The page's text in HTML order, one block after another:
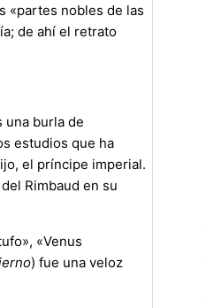
«partes nobles de las
de ahí el retrato
una burla de
estudios que ha
el príncipe imperial.
Rimbaud en su
«Venus
) fue una veloz